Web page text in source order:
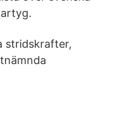
stridskrafter,